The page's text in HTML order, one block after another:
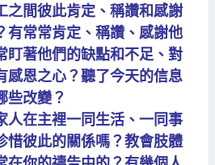
之間彼此肯定、稱讚和感謝
有常常肯定、稱讚、感謝他
盯著他們的缺點和不足、對
感恩之心？聽了今天的信息
些改變？
人在主裡一同生活、一同事
惜彼此的關係嗎？教會肢體